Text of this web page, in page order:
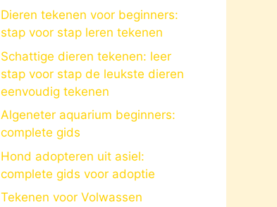
Dieren tekenen voor beginners:
stap voor stap leren tekenen
Schattige dieren tekenen: leer
stap voor stap de leukste dieren
eenvoudig tekenen
Algeneter aquarium beginners:
complete gids
Hond adopteren uit asiel:
complete gids voor adoptie
Tekenen voor Volwassen